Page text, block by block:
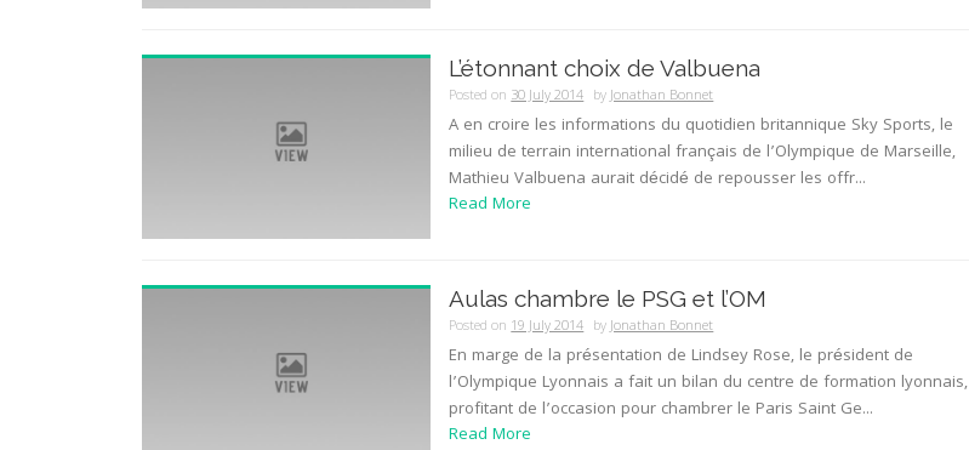
L’étonnant choix de Valbuena
Posted on30 July 2014 byJonathan Bonnet
A en croire les informations du quotidien britannique Sky Sports, le
milieu de terrain international français de l’Olympique de Marseille,
Mathieu Valbuena aurait décidé de repousser les offr...
Read More
Aulas chambre le PSG et l’OM
Posted on19 July 2014 byJonathan Bonnet
En marge de la présentation de Lindsey Rose, le président de
l’Olympique Lyonnais a fait un bilan du centre de formation lyonnais,
profitant de l’occasion pour chambrer le Paris Saint Ge...
Read More